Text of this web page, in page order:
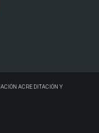
ACREDITACIÓN Y